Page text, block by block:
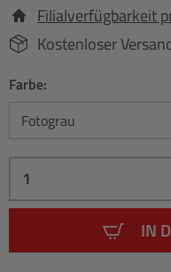
Filialverfügbarkeit
Kostenloser
Farbe:
IN